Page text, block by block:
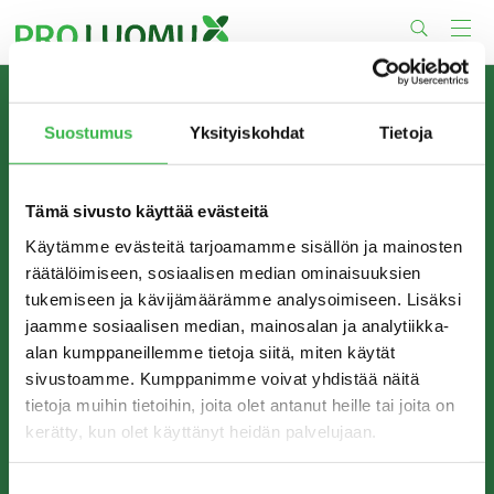
Suostumus Yksityiskohdat Tietoja
Tämä sivusto käyttää evästeitä
Käytämme evästeitä tarjoamamme sisällön ja mainosten
räätälöimiseen, sosiaalisen median ominaisuuksien
tukemiseen ja kävijämäärämme analysoimiseen. Lisäksi
jaamme sosiaalisen median, mainosalan ja analytiikka-
alan kumppaneillemme tietoja siitä, miten käytät
sivustoamme. Kumppanimme voivat yhdistää näitä
tietoja muihin tietoihin, joita olet antanut heille tai joita on
kerätty, kun olet käyttänyt heidän palvelujaan.
to
content
TIETOA MEISTÄ
Pro Luomu on luomualan yhteistyöorganisaatio, joka